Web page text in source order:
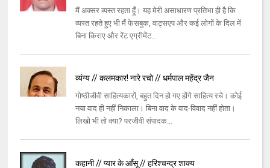
मैं अक्सर व्यस्त रहता हूँ। यह मेरी असाधारण प्रतिभा ही है कि
व्यस्त रहते हुए भी मैं फेसबुक, वाट्सएप और कई लोगों के दिल में
बिना किराए और रेंट एग्रीमेंट...
व्यंग्य // कलमकार! नारे रचो // धर्मपाल महेंद्र जैन
गोष्ठीजीवी साहित्यकारों, बहुत दिन हो गए होंगे साहित्य रचे। कोई
नया वाद ही नहीं निकाला। बिना वाद के वाद-विवाद नहीं होता।
लिखो भी तो क्या? परजीवी संपादक...
कहानी // प्‍यार के आँसू // हरिश्चन्द्र शाक्य